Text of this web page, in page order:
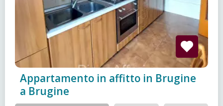
Appartamento in affitto in Brugine
a Brugine